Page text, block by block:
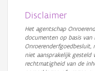
Disclaimer
Het agentschap
documenten op basis
Onroerenderfgoedbesluit,
niet aansprakelijk
rechtmatigheid van de